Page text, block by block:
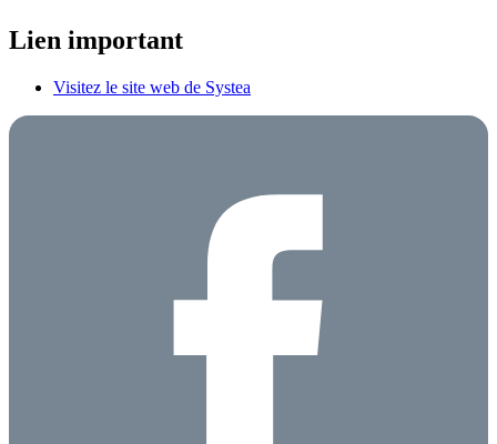
Lien important
Visitez le site web de Systea